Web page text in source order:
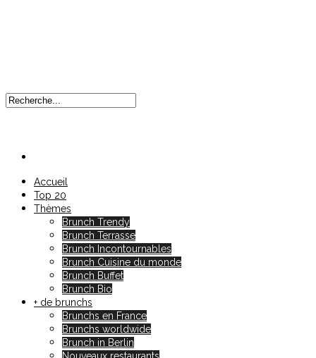
Accueil
Top 20
Thèmes
Brunch Trendy
Brunch Terrasse
Brunch Incontournables
Brunch Cuisine du monde
Brunch Buffet
Brunch Bio
+ de brunchs
Brunchs en France
Brunchs worldwide
Brunch in Berlin